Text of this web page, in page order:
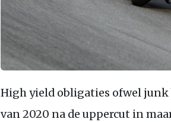
High yield obligaties ofwel
van 2020 na de uppercut in